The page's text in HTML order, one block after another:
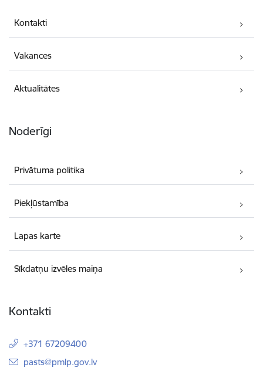
Kontakti
Vakances
Aktualitātes
Noderīgi
Privātuma politika
Piekļūstamība
Lapas karte
Sīkdatņu izvēles maiņa
Kontakti
+371 67209400
E-pasts:
pasts@pmlp.gov.lv